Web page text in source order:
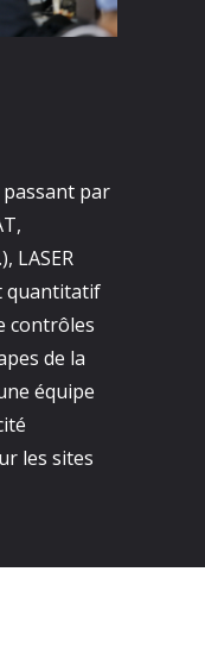
passant par
LASER
quantitatif
contrôles
de la
équipe
les sites